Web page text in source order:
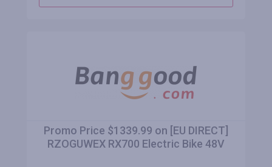
Promo Price $1339.99 on [EU DIRECT]
RZOGUWEX RX700 Electric Bike 48V